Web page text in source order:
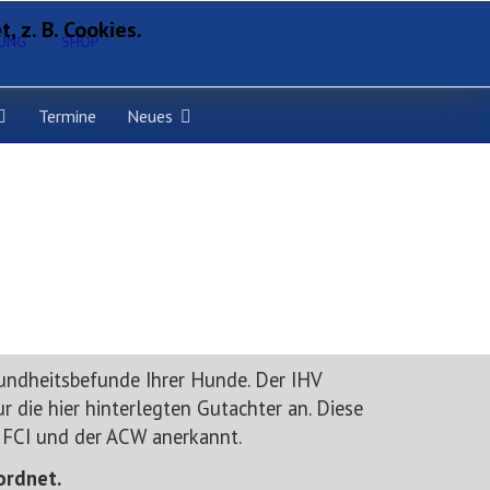
SHOP
Termine Neues
Ihrer Hunde. Der IHV
die hier hinterlegten Gutachter an. Diese
und der ACW anerkannt.
z. B. Cookies.